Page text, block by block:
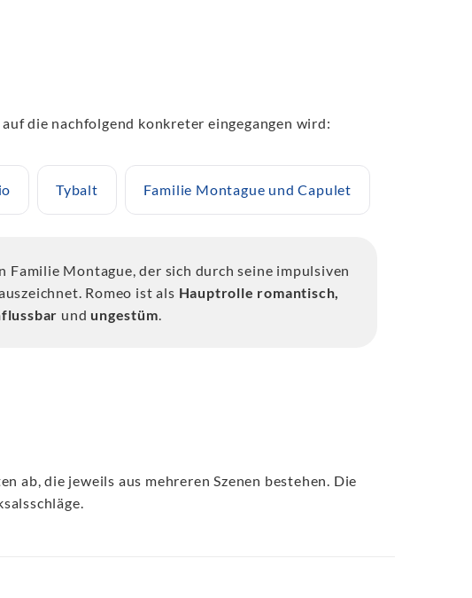
die nachfolgend konkreter eingegangen wird:
Tybalt Familie Montague und Capulet
Familie Montague, der sich durch seine impulsiven
Romeo ist als Hauptrolle romantisch,
und ungestüm.
ab, die jeweils aus mehreren Szenen bestehen. Die